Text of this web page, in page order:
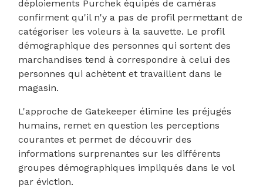
déploiements Purchek équipés de caméras
confirment qu'il n'y a pas de profil permettant de
catégoriser les voleurs à la sauvette. Le profil
démographique des personnes qui sortent des
marchandises tend à correspondre à celui des
personnes qui achètent et travaillent dans le
magasin.
L'approche de Gatekeeper élimine les préjugés
humains, remet en question les perceptions
courantes et permet de découvrir des
informations surprenantes sur les différents
groupes démographiques impliqués dans le vol
par éviction.